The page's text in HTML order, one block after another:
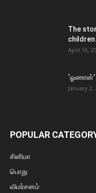
The
April 16,
‘ஓணான்’
January 2,
POPULAR
சினிமா
பொது
விமர்சனம்